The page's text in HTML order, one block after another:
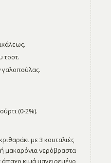
τοστ.
γαλοπούλας.
(0-2%).
με 3 κουταλιές
ή μακαρόνια νερόβραστα
άπαχο κιμά μαγειρεμένο